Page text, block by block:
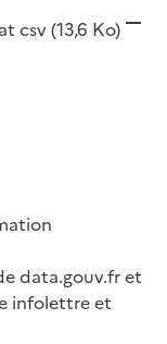
csv(13,6 Ko)
data.gouv.fr et
infolettre et